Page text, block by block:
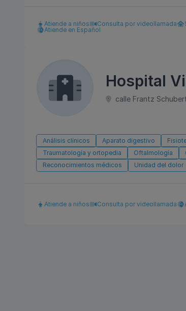
Atiende a niños Consulta por videollamada
Atiende en Español
Hospital
calle Frantz
Análisis clínicos Aparato digestivo
Traumatología y ortopedia
Oftalmología
Reconocimientos médicos
Unidad del dolor
Atiende a niños Consulta por videollamada